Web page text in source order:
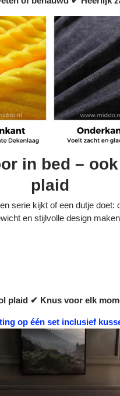
in bed –
plaid
serie kijkt of een dutje doet:
en stijlvolle design
plaid ✔ Knus voor elk
op één set inclusief